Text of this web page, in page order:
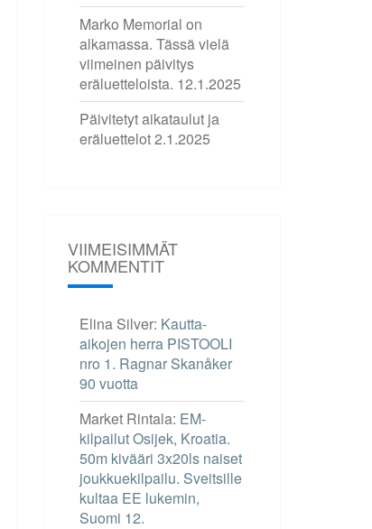
Marko Memorial on
alkamassa. Tässä vielä
viimeinen päivitys
eräluetteloista. 12.1.2025
Päivitetyt aikataulut ja
eräluettelot2.1.2025
VIIMEISIMMÄT
KOMMENTIT
Elina Silver: Kautta-
aikojen herra PISTOOLI
nro 1. Ragnar Skanåker
90 vuotta
Market Rintala: EM-
kilpailut Osijek, Kroatia.
50m kivääri 3x20ls naiset
joukkuekilpailu. Sveitsille
kultaa EE lukemin,
Suomi 12.